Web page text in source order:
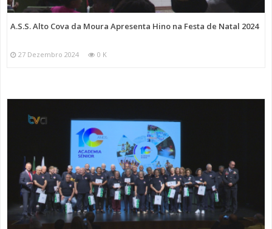
A.S.S. Alto Cova da Moura Apresenta Hino na Festa de Natal 2024
27 Dezembro 2024 0 K